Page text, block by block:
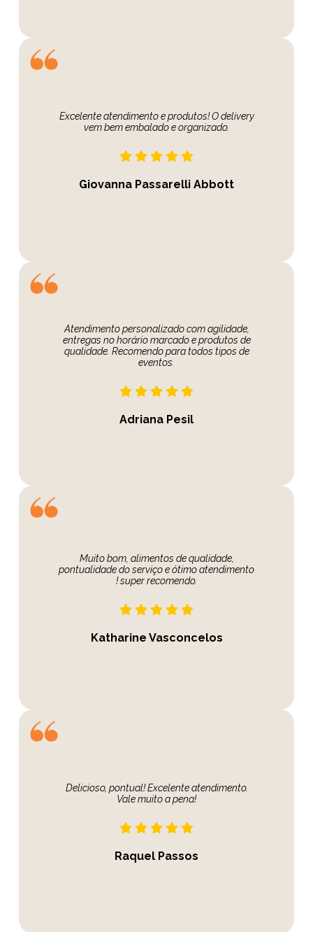
Excelente atendimento e produtos! O delivery
vem bem embalado e organizado.
Giovanna Passarelli Abbott
Atendimento personalizado com agilidade,
entregas no horário marcado e produtos de
qualidade. Recomendo para todos tipos de
eventos.
Adriana Pesil
Muito bom, alimentos de qualidade,
pontualidade do serviço e ótimo atendimento
! super recomendo.
Katharine Vasconcelos
Delicioso, pontual! Excelente atendimento.
Vale muito a pena!
Raquel Passos